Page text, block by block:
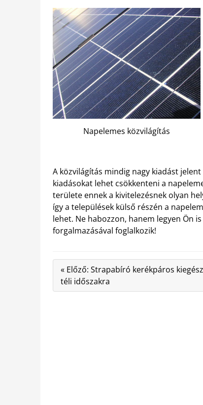
Napelemes közvilágítás
A közvilágítás mindig nagy kiadást
kiadásokat lehet csökkenteni a
területe ennek a kivitelezésnek olyan
így a települések külső részén a
lehet. Ne habozzon, hanem legyen Ön
forgalmazásával foglalkozik!
« Előző: Strapabíró kerékpáros
téli időszakra